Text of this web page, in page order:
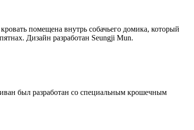
помещена внутрь собачьего домика, который
Дизайн разработан Seungji Mun.
был разработан со специальным крошечным